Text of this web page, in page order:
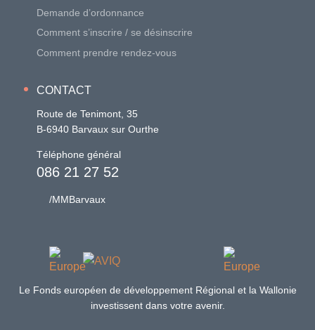
Le Fonds européen de développement Régional et la Wallonie
investissent dans votre avenir.
Demande d’ordonnance
Comment s’inscrire / se désinscrire
Comment prendre rendez-vous
CONTACT
Route de Tenimont, 35
B-6940 Barvaux sur Ourthe
Téléphone général
086 21 27 52
/MMBarvaux